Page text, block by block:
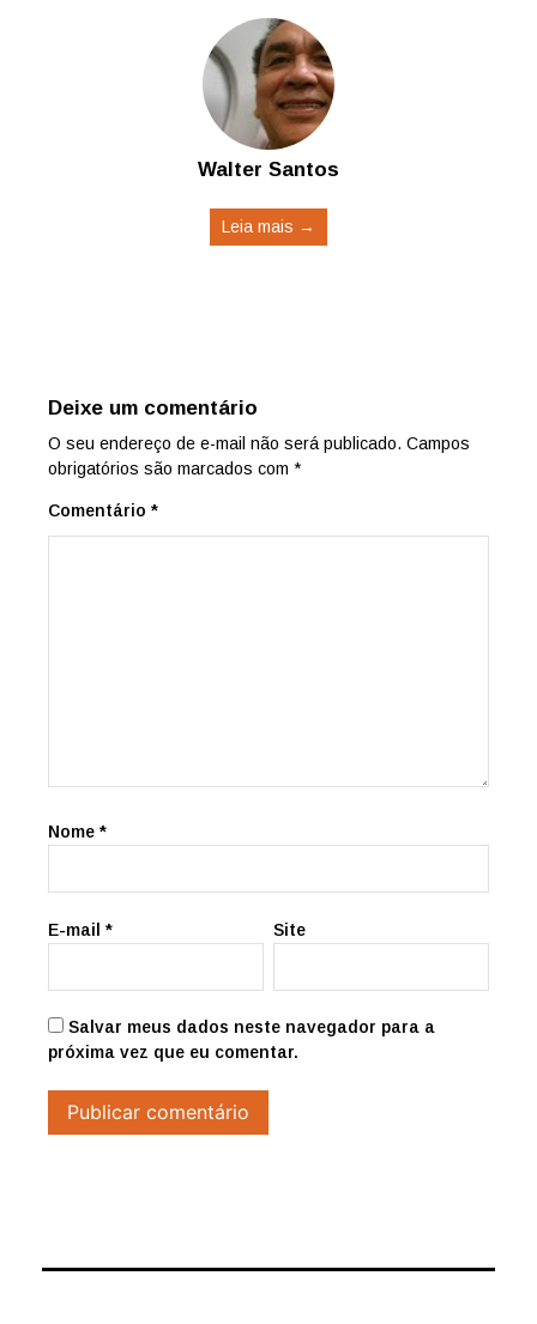
Walter Santos
Leia mais →
Deixe um comentário
O seu endereço de e-mail não será publicado. Campos
obrigatórios são marcados com *
Comentário *
Nome *
E-mail * Site
Salvar meus dados neste navegador para a
próxima vez que eu comentar.